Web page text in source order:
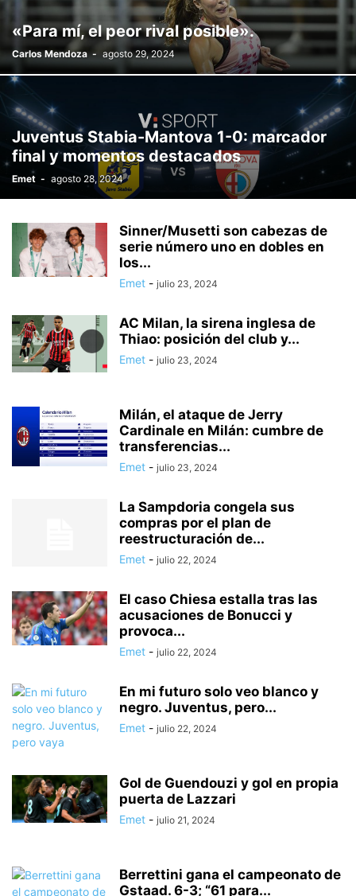
VINO WORLD ZAPATOS
«Para mí, el peor rival posible».
Carlos Mendoza - agosto 29, 2024
Juventus Stabia-Mantova 1-0: marcador
final y momentos destacados
Emet - agosto 28, 2024
Sinner/Musetti son cabezas de
serie número uno en dobles en
los...
Emet - julio 23, 2024
AC Milan, la sirena inglesa de
Thiao: posición del club y...
Emet - julio 23, 2024
Milán, el ataque de Jerry
Cardinale en Milán: cumbre de
transferencias...
Emet - julio 23, 2024
La Sampdoria congela sus
compras por el plan de
reestructuración de...
Emet - julio 22, 2024
El caso Chiesa estalla tras las
acusaciones de Bonucci y
provoca...
Emet - julio 22, 2024
En mi futuro solo veo blanco y
negro. Juventus, pero...
Emet - julio 22, 2024
Gol de Guendouzi y gol en propia
puerta de Lazzari
Emet - julio 21, 2024
Berrettini gana el campeonato de
Gstaad. 6-3; “61 para...